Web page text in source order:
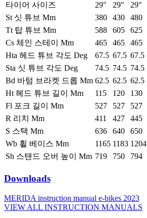
타이어 사이즈
29" 29" 29"
St 싯 튜브 Mm
380 430 480
Tt 탑 튜브 Mm
588 605 625
Cs 체인 스테이 Mm
465 465 465
Hta 헤드 튜브 각도 Deg
67.5 67.5 67.5
Sta 싯 튜브 각도 Deg
74.5 74.5 74.5
Bd 바텀 브라켓 드롭 Mm 62.5 62.5 62.5
Ht 헤드 튜브 길이 Mm
115 120 130
Fl 포크 길이 Mm
527 527 527
R 리치 Mm
411 427 445
S 스택 Mm
636 640 650
Wb 휠 베이스 Mm
1165 1183 1204
Sh 스탠드 오버 높이 Mm 719 750 794
Downloads
MERIDA instruction manual e-bikes 2023
VIEW ALL INSTRUCTION MANUALS